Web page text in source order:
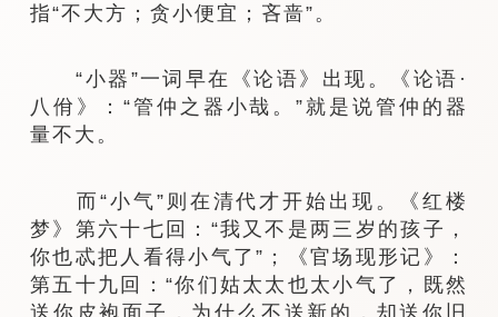
指“不大方；贪小便宜；吝啬”。
“小器”一词早在《论语》出现。《论语·
八佾》：“管仲之器小哉。”就是说管仲的器
量不大。
而“小气”则在清代才开始出现。《红楼
梦》第六十七回：“我又不是两三岁的孩子，
你也忒把人看得小气了”；《官场现形记》：
第五十九回：“你们姑太太也太小气了，既然
送你皮袍面子，为什么不送新的，却送你旧